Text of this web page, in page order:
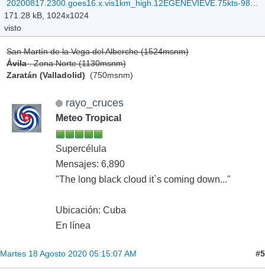
171.28 kB, 1024x1024
visto
San Martín de la Vega del Alberche (1524msnm)
Ávila. Zona Norte (1130msnm)
Zaratán (Valladolid) (750msnm)
rayo_cruces
Meteo Tropical
Supercélula
Mensajes: 6,890
"The long black cloud it`s coming down..."
Ubicación: Cuba
En línea
Martes 18 Agosto 2020 05:15:07 AM #5